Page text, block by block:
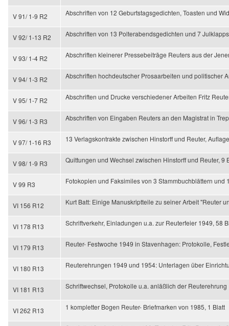
V 91/ 1-9 R2 Abschriften von 12 Geburtstagsgedichten, Toasten und
V 92/ 1-13 R2 Abschriften von 13 Polterabendsgedichten und 7
V 93/ 1-4 R2 Abschriften kleinerer Pressebeiträge Reuters aus der
V 94/ 1-3 R2 Abschriften hochdeutscher Prosaarbeiten und politischer
V 95/ 1-7 R2 Abschriften und Drucke verschiedener Arbeiten Fritz
V 96/ 1-3 R3 Abschriften von Eingaben Reuters an den Magistrat in
V 97/ 1-16 R3 13 Verlagskontrakte zwischen Hinstorff und Reuter,
V 98/ 1-9 R3 Quittungen und Wechsel zwischen Hinstorff und Reuter, 9
V 99 R3 Fotokopien und Faksimiles von 3 Stammbuchblättern und
VI 156 R12 Kurt Batt: Einige Manuskriptteile zu seiner Arbeit "Reuter
VI 178 R13 Schriftverkehr, Einladungen u.a. zur Reuterfeier 1949, 58
VI 179 R13 Reuter- Festwoche 1949 in Stavenhagen: Protokolle,
VI 180 R13 Reuterehrungen 1949 und 1954: Unterlagen über
VI 181 R13 Schriftwechsel, Protokolle u.a. anläßlich der Reuterehrung
VI 262 R13 1 kompletter Bogen Reuter- Briefmarken von 1985, 1 Blatt